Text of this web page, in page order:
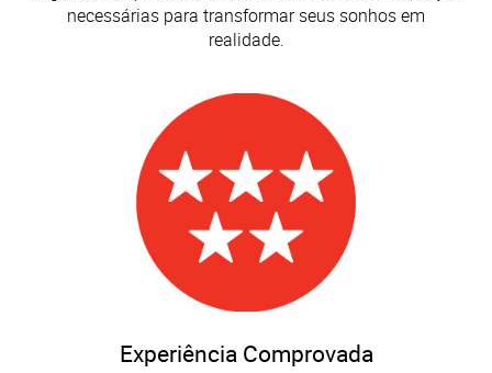
necessárias para transformar seus sonhos em
realidade.
Experiência Comprovada